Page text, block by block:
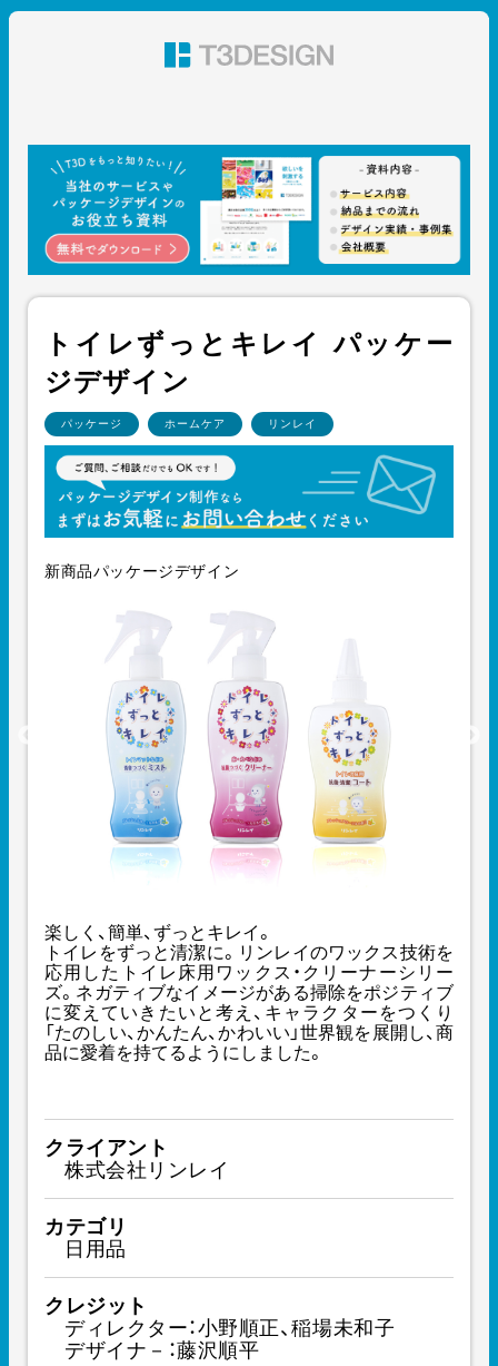
ン 株式会社T3デザイン
トイレずっとキレイ パッケー
ジデザイン
パッケージ ホームケア リンレイ
楽しく、簡単、ずっとキレイ。
トイレをずっと清潔に。リンレイのワックス技術を
応用したトイレ床用ワックス・クリーナーシリー
ズ。ネガティブなイメージがある掃除をポジティブ
に変えていきたいと考え、キャラクターをつくり
「たのしい、かんたん、かわいい」世界観を展開し、商
品に愛着を持てるようにしました。
新商品パッケージデザイン
クライアント
株式会社リンレイ
カテゴリ
日用品
クレジット
ディレクター：小野順正、稲場未和子
デザイナ－：藤沢順平